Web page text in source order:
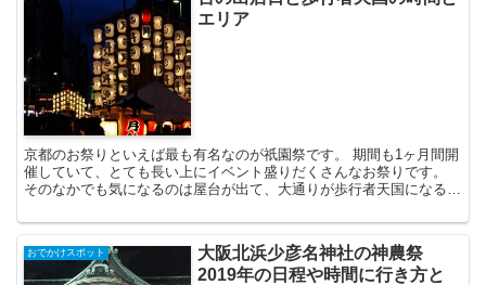
エリア
京都のお祭りといえば最も有名なのが祇園祭です。 期間も1ヶ月間開
催していて、とても長い上にイベント盛りだくさんなお祭りです。
そのなかでも気になるのは屋台が出て、大通りが歩行者天国になる前
おでかけスポット
大阪北浜少彦名神社の神農祭
2019年の日程や時間に行き方と